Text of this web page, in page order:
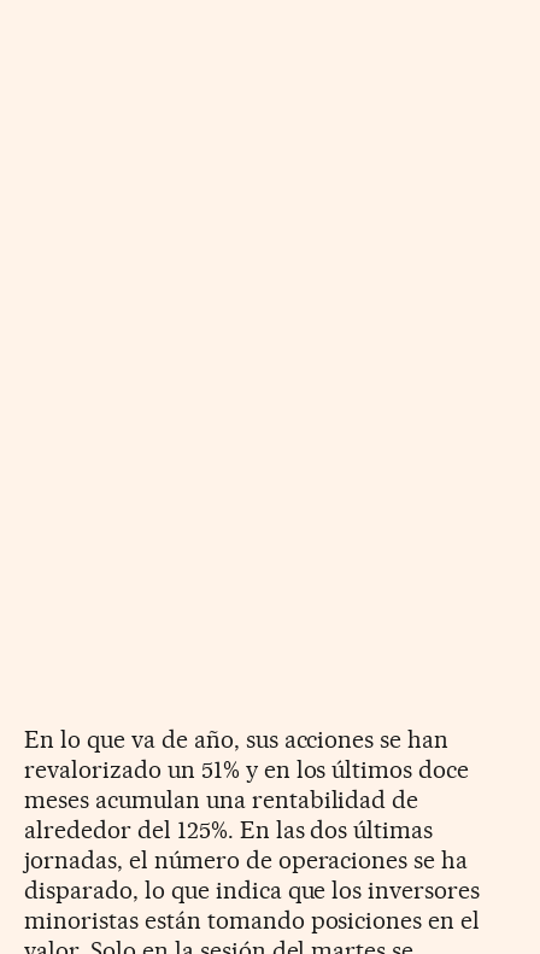
En lo que va de año, sus acciones se han
revalorizado un 51% y en los últimos doce
meses acumulan una rentabilidad de
alrededor del 125%. En las dos últimas
jornadas, el número de operaciones se ha
disparado, lo que indica que los inversores
minoristas están tomando posiciones en el